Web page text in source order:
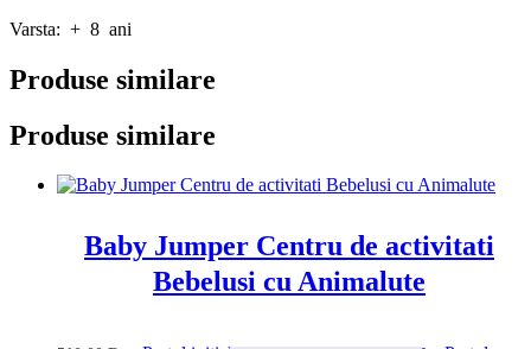
Varsta: + 8 ani
Produse similare
Produse similare
Baby Jumper Centru de activitati
Bebelusi cu Animalute